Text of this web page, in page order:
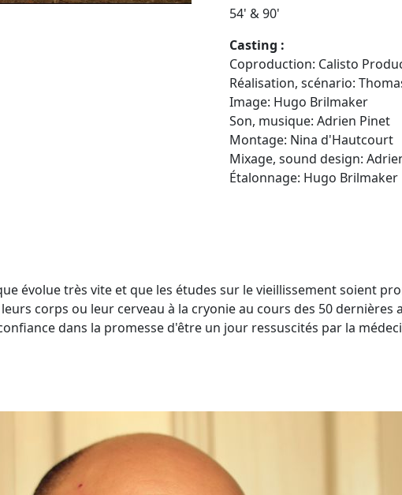
54' & 90'
Casting :
Coproduction: Calisto
Réalisation, scénario:
Image: Hugo Brilmaker
Son, musique: Adrien Pinet
Montage: Nina d'Hautcourt
Mixage, sound design:
Étalonnage: Hugo Brilmaker
évolue très vite et que les études sur le vieillissement soient
corps ou leur cerveau à la cryonie au cours des 50 dernières
dans la promesse d'être un jour ressuscités par la